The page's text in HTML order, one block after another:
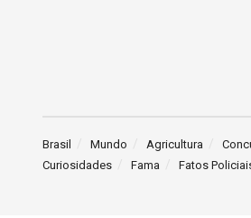
Brasil Mundo Agricultura
Curiosidades
Fama Fatos